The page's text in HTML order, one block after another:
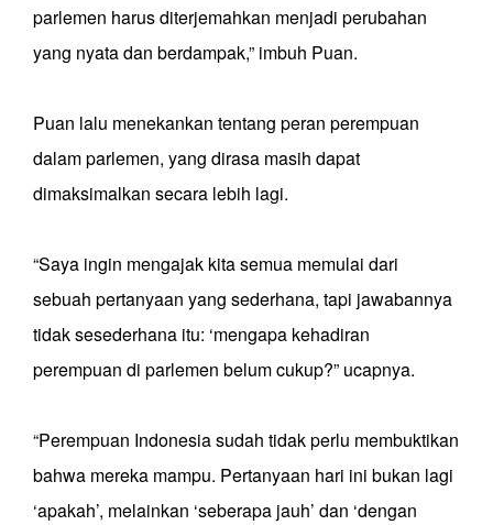
parlemen harus diterjemahkan menjadi perubahan
yang nyata dan berdampak,” imbuh Puan.
Puan lalu menekankan tentang peran perempuan
dalam parlemen, yang dirasa masih dapat
dimaksimalkan secara lebih lagi.
“Saya ingin mengajak kita semua memulai dari
sebuah pertanyaan yang sederhana, tapi jawabannya
tidak sesederhana itu: ‘mengapa kehadiran
perempuan di parlemen belum cukup?” ucapnya.
“Perempuan Indonesia sudah tidak perlu membuktikan
bahwa mereka mampu. Pertanyaan hari ini bukan lagi
‘apakah’, melainkan ‘seberapa jauh’ dan ‘dengan